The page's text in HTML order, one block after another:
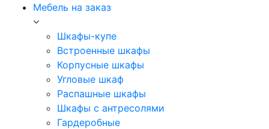
Мебель на заказ
Шкафы-купе
Встроенные шкафы
Корпусные шкафы
Угловые шкаф
Распашные шкафы
Шкафы с антресолями
Гардеробные